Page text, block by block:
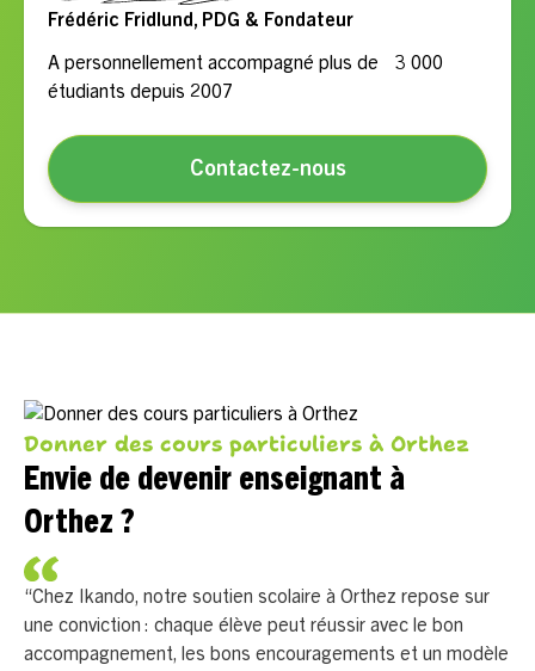
Frédéric Fridlund, PDG & Fondateur
A personnellement accompagné plus de 3 000
étudiants depuis 2007
Contactez-nous
Donner des cours particuliers à Orthez
Envie de devenir enseignant à
Orthez ?
“Chez Ikando, notre soutien scolaire à Orthez repose sur
une conviction : chaque élève peut réussir avec le bon
accompagnement, les bons encouragements et un modèle